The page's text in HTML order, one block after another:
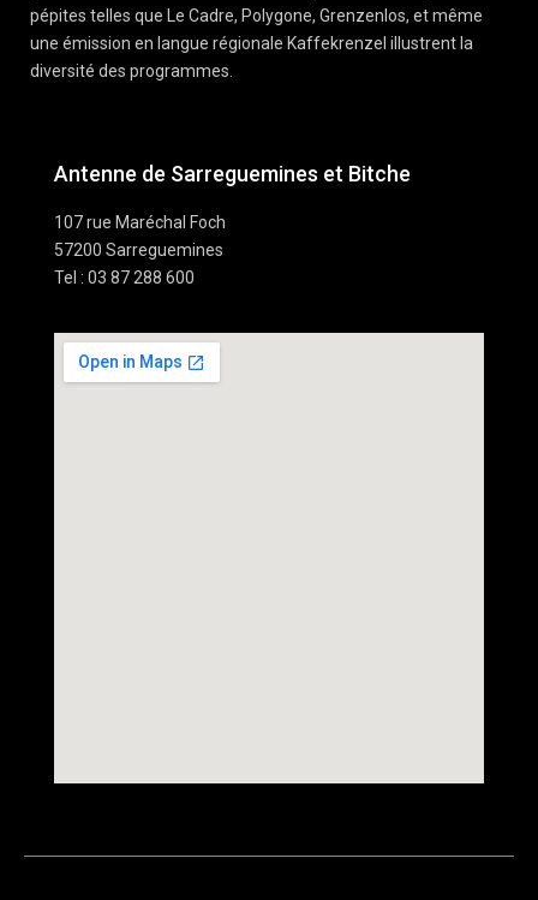
pépites telles que Le Cadre, Polygone, Grenzenlos, et même
une émission en langue régionale Kaffekrenzel illustrent la
diversité des programmes.
Antenne de Sarreguemines et Bitche
107 rue Maréchal Foch
57200 Sarreguemines
Tel : 03 87 288 600